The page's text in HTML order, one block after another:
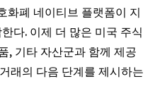
화폐 네이티브 플랫폼이 지
다. 이제 더 많은 미국 주식
, 기타 자산군과 함께 제공
래의 다음 단계를 제시하는